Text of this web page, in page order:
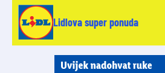
Lidlova super ponuda